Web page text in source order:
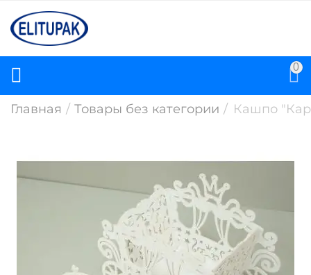
0
Главная / Товары без категории / Кашпо